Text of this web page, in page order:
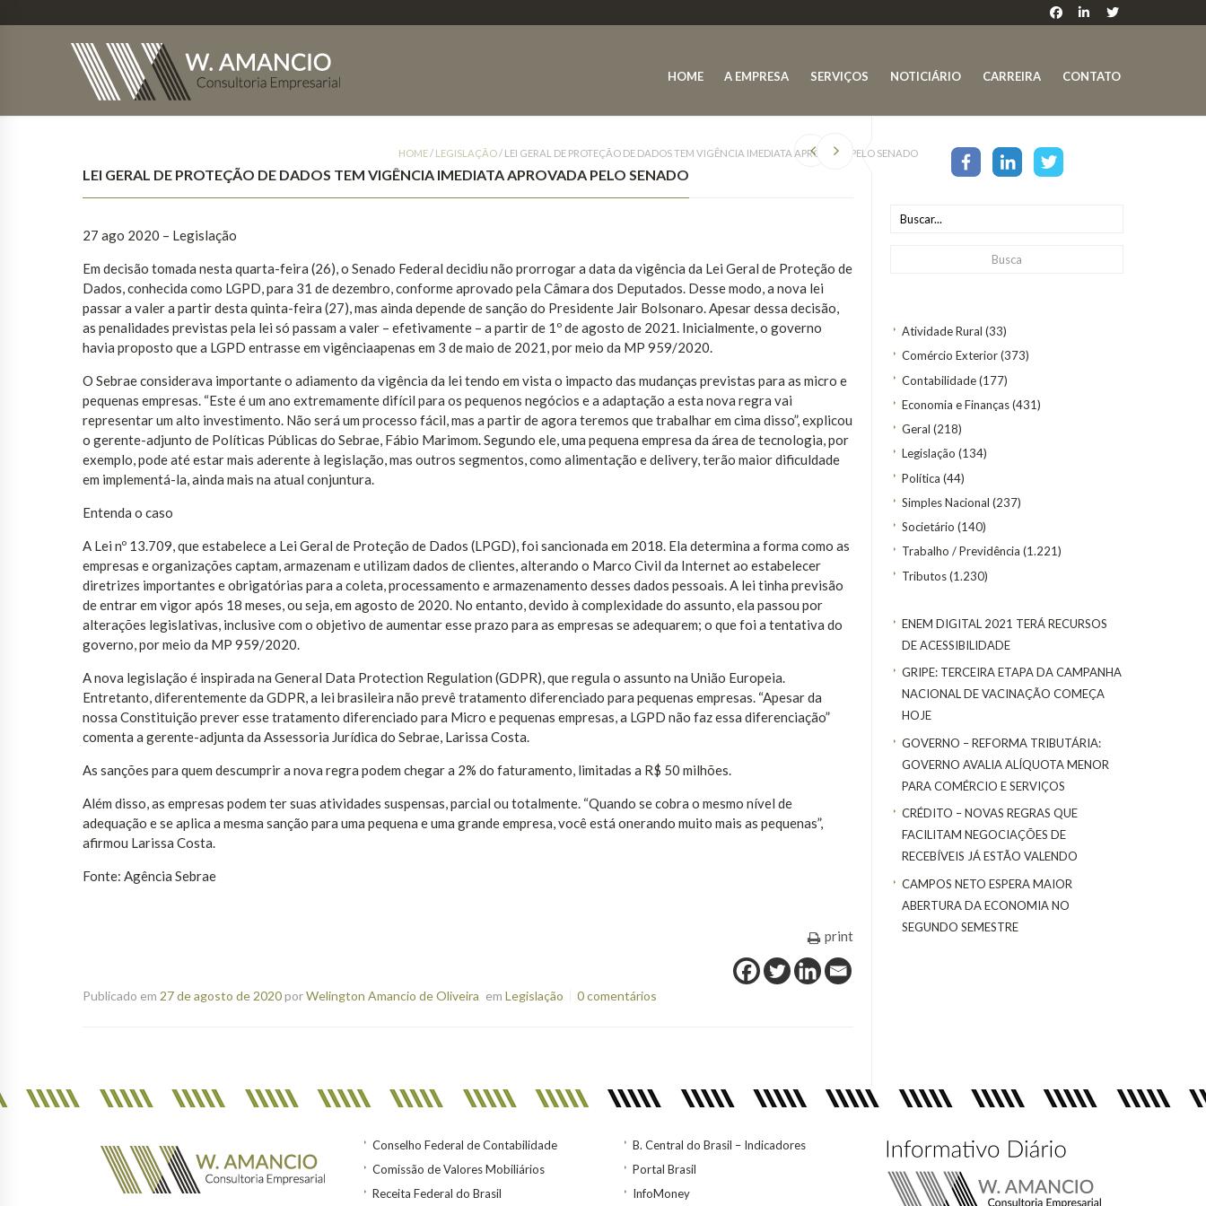
HOME A EMPRESA SERVIÇOS NOTICIÁRIO CARREIRA CONTATO
Atividade Rural (33)
Comércio Exterior(373)
Contabilidade(177)
Economia e Finanças(431)
Geral (218)
Legislação (134)
Política (44)
Simples Nacional (237)
Societário (140)
Trabalho / Previdência (1.221)
Tributos(1.230)
ENEM DIGITAL 2021 TERÁ RECURSOS
DE ACESSIBILIDADE
GRIPE: TERCEIRA ETAPA DA CAMPANHA
NACIONAL DE VACINAÇÃO COMEÇA
HOJE
GOVERNO – REFORMA TRIBUTÁRIA:
GOVERNO AVALIA ALÍQUOTA MENOR
PARA COMÉRCIO E SERVIÇOS
CRÉDITO – NOVAS REGRAS QUE
FACILITAM NEGOCIAÇÕES DE
RECEBÍVEIS JÁ ESTÃO VALENDO
CAMPOS NETO ESPERA MAIOR
ABERTURA DA ECONOMIA NO
SEGUNDO SEMESTRE
HOME/ LEGISLAÇÃO/ LEI GERAL DE PROTEÇÃO DE DADOS TEM VIGÊNCIA IMEDIATA APROVADA PELO SENADO
LEI GERAL DE PROTEÇÃO DE DADOS TEM VIGÊNCIA IMEDIATA APROVADA PELO SENADO
27 ago 2020 – Legislação
Em decisão tomada nesta quarta-feira (26), o Senado Federal decidiu não prorrogar a data da vigência da Lei Geral de Proteção de
Dados, conhecida como LGPD, para 31 de dezembro, conforme aprovado pela Câmara dos Deputados. Desse modo, a nova lei
passar a valer a partir desta quinta-feira (27), mas ainda depende de sanção do Presidente Jair Bolsonaro. Apesar dessa decisão,
as penalidades previstas pela lei só passam a valer – efetivamente – a partir de 1º de agosto de 2021. Inicialmente, o governo
havia proposto que a LGPD entrasse em vigênciaapenas em 3 de maio de 2021, por meio da MP 959/2020.
O Sebrae considerava importante o adiamento da vigência da lei tendo em vista o impacto das mudanças previstas para as micro e
pequenas empresas. “Este é um ano extremamente difícil para os pequenos negócios e a adaptação a esta nova regra vai
representar um alto investimento. Não será um processo fácil, mas a partir de agora teremos que trabalhar em cima disso”, explicou
o gerente-adjunto de Políticas Públicas do Sebrae, Fábio Marimom. Segundo ele, uma pequena empresa da área de tecnologia, por
exemplo, pode até estar mais aderente à legislação, mas outros segmentos, como alimentação e delivery, terão maior dificuldade
em implementá-la, ainda mais na atual conjuntura.
Entenda o caso
A Lei nº 13.709, que estabelece a Lei Geral de Proteção de Dados (LPGD), foi sancionada em 2018. Ela determina a forma como as
empresas e organizações captam, armazenam e utilizam dados de clientes, alterando o Marco Civil da Internet ao estabelecer
diretrizes importantes e obrigatórias para a coleta, processamento e armazenamento desses dados pessoais. A lei tinha previsão
de entrar em vigor após 18 meses, ou seja, em agosto de 2020. No entanto, devido à complexidade do assunto, ela passou por
alterações legislativas, inclusive com o objetivo de aumentar esse prazo para as empresas se adequarem; o que foi a tentativa do
governo, por meio da MP 959/2020.
A nova legislação é inspirada na General Data Protection Regulation (GDPR), que regula o assunto na União Europeia.
Entretanto, diferentemente da GDPR, a lei brasileira não prevê tratamento diferenciado para pequenas empresas. “Apesar da
nossa Constituição prever esse tratamento diferenciado para Micro e pequenas empresas, a LGPD não faz essa diferenciação”
comenta a gerente-adjunta da Assessoria Jurídica do Sebrae, Larissa Costa.
As sanções para quem descumprir a nova regra podem chegar a 2% do faturamento, limitadas a R$ 50 milhões.
Além disso, as empresas podem ter suas atividades suspensas, parcial ou totalmente. “Quando se cobra o mesmo nível de
adequação e se aplica a mesma sanção para uma pequena e uma grande empresa, você está onerando muito mais as pequenas”,
afirmou Larissa Costa.
Fonte: Agência Sebrae
print
Publicado em 27 de agosto de 2020porWelington Amancio de Oliveira em Legislação 0 comentários
Conselho Federal de Contabilidade
Comissão de Valores Mobiliários
Receita Federal do Brasil
B. Central do Brasil – Indicadores
Portal Brasil
InfoMoney